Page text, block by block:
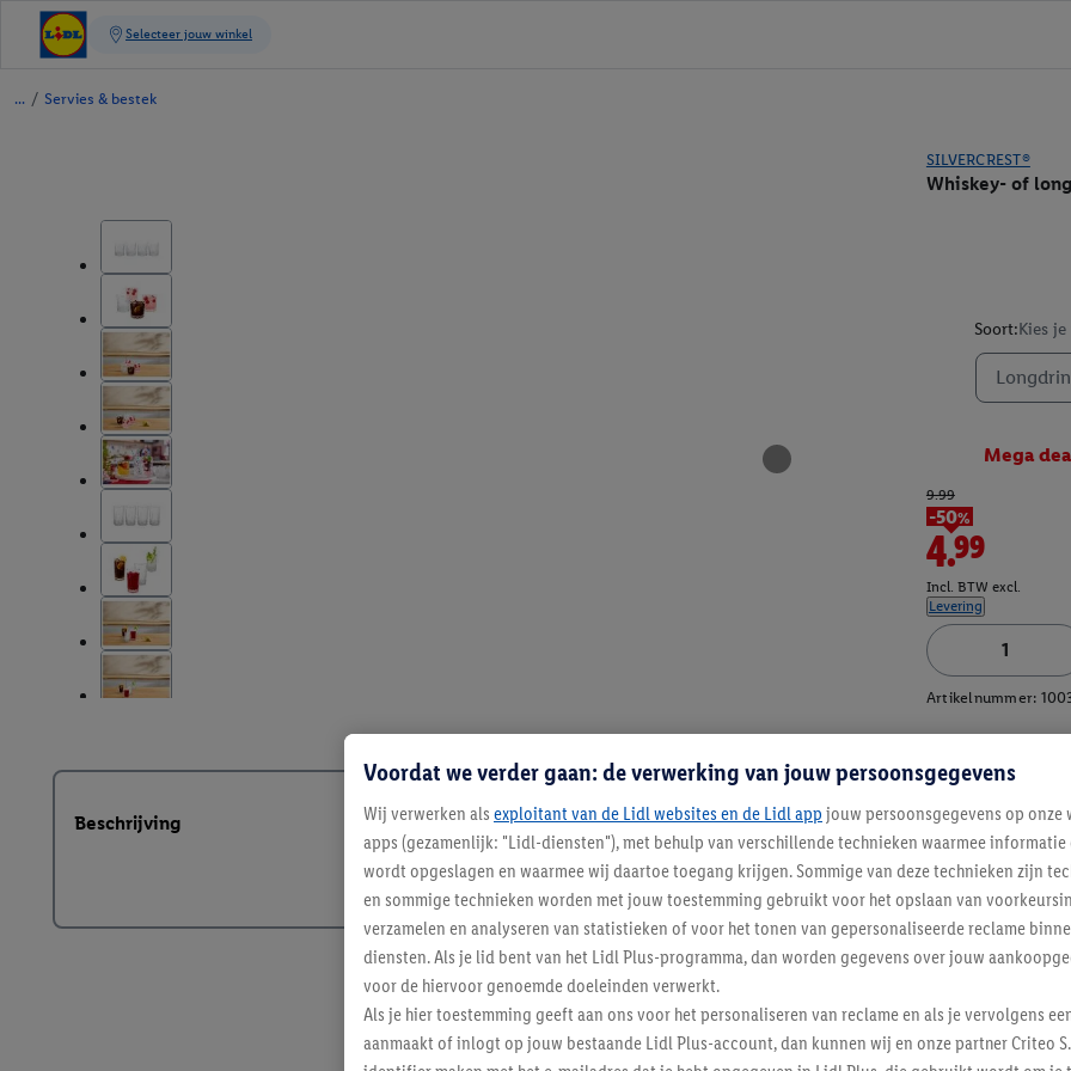
/ Servies & bestek
SILVERCREST®
Whiskey- of
Soort:Kies
Mega
9.99
-50%
4.99
Incl. BTW excl.
Levering
Artikelnummer:
Beschrijving
Voordat we verder gaan: de verwerking van jouw persoonsgegevens
Wij verwerken als exploitant van de Lidl websites en de Lidl app jouw persoonsgegevens op onze
apps (gezamenlijk: "Lidl-diensten"), met behulp van verschillende technieken waarmee
wordt opgeslagen en waarmee wij daartoe toegang krijgen. Sommige van deze technieken zijn
en sommige technieken worden met jouw toestemming gebruikt voor het opslaan van
verzamelen en analyseren van statistieken of voor het tonen van gepersonaliseerde reclame
diensten. Als je lid bent van het Lidl Plus-programma, dan worden gegevens over jouw
voor de hiervoor genoemde doeleinden verwerkt.
Als je hier toestemming geeft aan ons voor het personaliseren van reclame en als je vervolgens
aanmaakt of inlogt op jouw bestaande Lidl Plus-account, dan kunnen wij en onze partner Criteo